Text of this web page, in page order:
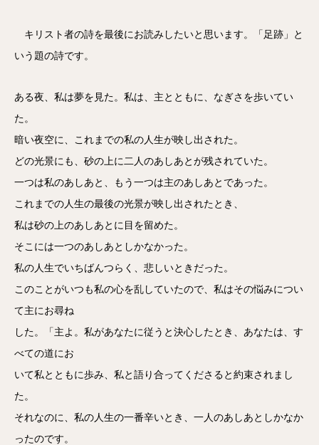
キリスト者の詩を最後にお読みしたいと思います。「足跡」と
いう題の詩です。
ある夜、私は夢を見た。私は、主とともに、なぎさを歩いてい
た。
暗い夜空に、これまでの私の人生が映し出された。
どの光景にも、砂の上に二人のあしあとが残されていた。
一つは私のあしあと、もう一つは主のあしあとであった。
これまでの人生の最後の光景が映し出されたとき、
私は砂の上のあしあとに目を留めた。
そこには一つのあしあとしかなかった。
私の人生でいちばんつらく、悲しいときだった。
このことがいつも私の心を乱していたので、私はその悩みについ
て主にお尋ね
した。「主よ。私があなたに従うと決心したとき、あなたは、す
べての道にお
いて私とともに歩み、私と語り合ってくださると約束されまし
た。
それなのに、私の人生の一番辛いとき、一人のあしあとしかなか
ったのです。